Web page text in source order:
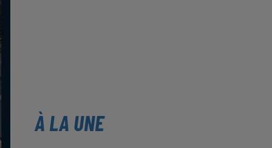
À LA UNE